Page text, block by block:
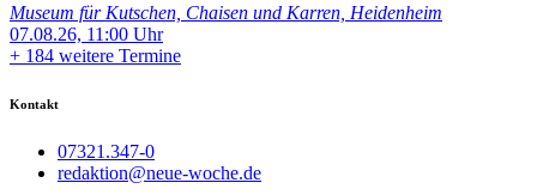
Museum für Kutschen, Chaisen und Karren, Heidenheim
07.08.26, 11:00 Uhr
+ 184 weitere Termine
Kontakt
07321.347-0
redaktion@neue-woche.de